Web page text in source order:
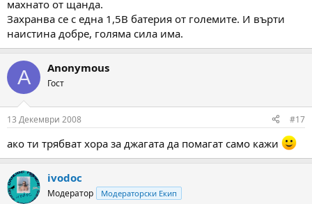
махнато от щанда.
Захранва се с една 1,5В батерия от големите. И върти
наистина добре, голяма сила има.
A Anonymous
Гост
13 Декември 2008 #17
ако ти трябват хора за джагата да помагат само кажи
ivodoc
Модератор Модераторски Екип